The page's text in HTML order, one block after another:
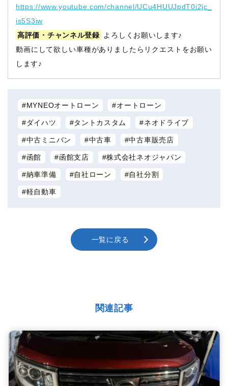
https://www.youtube.com/channel/UCu4HUUJpdT0i2jc_
is5S3iw
高評価・チャンネル登録
よろしくお願いします♪
動画にして欲しい車種がありましたらリクエストをお願い
します♪
MYNEOオートローン オートローン
ダイハツ タントカスタム ネオドライブ
中古ミニバン 中古車 中古車販売店
函館 函館支店 株式会社ネオジャパン
納車準備 自社ローン 自社分割
軽自動車
一覧に戻る
関連記事